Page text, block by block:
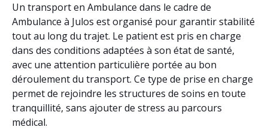
Un transport en Ambulance dans le cadre de
Ambulance à Julos est organisé pour garantir stabilité
tout au long du trajet. Le patient est pris en charge
dans des conditions adaptées à son état de santé,
avec une attention particulière portée au bon
déroulement du transport. Ce type de prise en charge
permet de rejoindre les structures de soins en toute
tranquillité, sans ajouter de stress au parcours
médical.